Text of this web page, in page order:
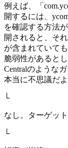
例えば、「
開するには、
を確認する方法
開されると、そ
が含まれていて
脆弱性があると
Centralのような
本当に不思議だよ
└
なし。ターゲッ
└